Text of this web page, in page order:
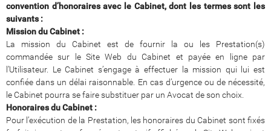
convention d’honoraires avec le Cabinet, dont les termes sont les
suivants :
Mission du Cabinet :
La mission du Cabinet est de fournir la ou les Prestation(s)
commandée sur le Site Web du Cabinet et payée en ligne par
l’Utilisateur. Le Cabinet s’engage à effectuer la mission qui lui est
confiée dans un délai raisonnable. En cas d’urgence ou de nécessité,
le Cabinet pourra se faire substituer par un Avocat de son choix.
Honoraires du Cabinet :
Pour l’exécution de la Prestation, les honoraires du Cabinet sont fixés